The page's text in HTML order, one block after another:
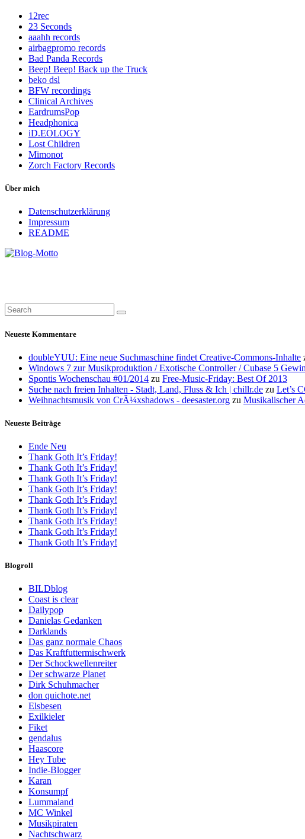
12rec
23 Seconds
aaahh records
airbagpromo records
Bad Panda Records
Beep! Beep! Back up the Truck
beko dsl
BFW recordings
Clinical Archives
EardrumsPop
Headphonica
iD.EOLOGY
Lost Children
Mimonot
Zorch Factory Records
Über mich
Datenschutzerklärung
Impressum
README
Neueste Kommentare
doubleYUU: Eine neue Suchmaschine findet Creative-Commons-Inhalte
Windows 7 zur Musikproduktion / Exotische Controller / Cubase 5
Spontis Wochenschau #01/2014 zu Free-Music-Friday: Best Of 2013
Suche nach freien Inhalten - Stadt, Land, Fluss & Ich | chillr.de zu Let’s
Weihnachtsmusik von CrÃ¼xshadows - deesaster.org zu Musikalischer
Neueste Beiträge
Ende Neu
Thank Goth It’s Friday!
Thank Goth It’s Friday!
Thank Goth It’s Friday!
Thank Goth It’s Friday!
Thank Goth It’s Friday!
Thank Goth It’s Friday!
Thank Goth It’s Friday!
Thank Goth It’s Friday!
Thank Goth It’s Friday!
Blogroll
BILDblog
Coast is clear
Dailypop
Danielas Gedanken
Darklands
Das ganz normale Chaos
Das Kraftfuttermischwerk
Der Schockwellenreiter
Der schwarze Planet
Dirk Schuhmacher
don quichote.net
Elsbesen
Exilkieler
Fiket
gendalus
Haascore
Hey Tube
Indie-Blogger
Karan
Konsumpf
Lummaland
MC Winkel
Musikpiraten
Nachtschwarz